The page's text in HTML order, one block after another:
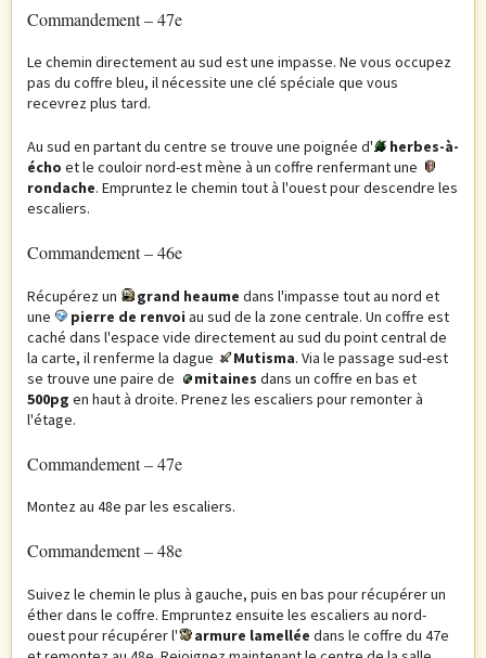
Commandement – 47e
Le chemin directement au sud est une impasse. Ne vous occupez
pas du coffre bleu, il nécessite une clé spéciale que vous
recevrez plus tard.
Au sud en partant du centre se trouve une poignée d'
herbes-à-
écho et le couloir nord-est mène à un coffre renfermant une
rondache. Empruntez le chemin tout à l'ouest pour descendre les
escaliers.
Commandement – 46e
Récupérez un grand heaume dans l'impasse tout au nord et
une
pierre de renvoi au sud de la zone centrale. Un coffre est
caché dans l'espace vide directement au sud du point central de
la carte, il renferme la dague
Mutisma. Via le passage sud-est
se trouve une paire de
mitaines dans un coffre en bas et
500pg en haut à droite. Prenez les escaliers pour remonter à
l'étage.
Commandement – 47e
Montez au 48e par les escaliers.
Commandement – 48e
Suivez le chemin le plus à gauche, puis en bas pour récupérer un
éther dans le coffre. Empruntez ensuite les escaliers au nord-
ouest pour récupérer l'
armure lamellée dans le coffre du 47e